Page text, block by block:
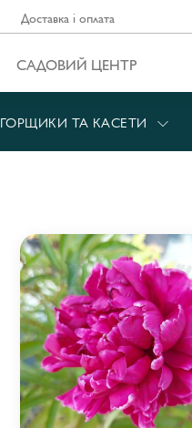
Доставка і оплата
САДОВИЙ ЦЕНТР
ГОРЩИКИ ТА КАСЕТИ